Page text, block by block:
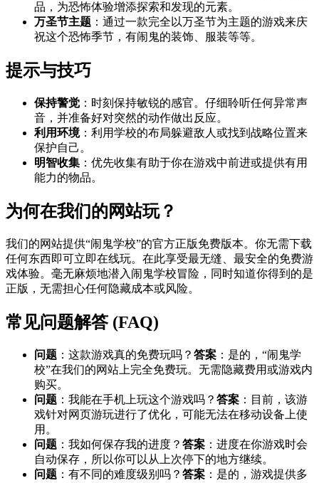
品，为恐怖体验增添探索和发现的元素。
万圣节主题 ：通过一款完全以万圣节为主题的游戏来庆
祝这个恐怖季节，有闹鬼的装饰、服装等等。
提示与技巧
保持警觉：时刻保持敏锐的感官。仔细聆听任何异常声
音，并准备好对突然的动作做出反应。
利用环境：利用学校的布局躲避敌人或找到战略位置来
保护自己。
明智收集 ：优先收集有助于你在游戏中前进或提供有用
能力的物品。
为何在我们的网站玩？
我们的网站提供“闹鬼学校”的官方正版免费版本。你无需下载
任何东西即可立即在线玩。在此享受最无缝、最安全的免费游
戏体验。毫无麻烦地潜入闹鬼学校冒险，同时知道你得到的是
正版，无需担心任何隐藏成本或风险。
常见问题解答 (FAQ)
问题 ：这款游戏真的免费玩吗？ 答案 ：是的，“闹鬼学
校”在我们的网站上完全免费玩。无需隐藏费用或游戏内
购买。
问题 ：我能在手机上玩这个游戏吗？ 答案 ：目前，该游
戏针对网页游玩进行了优化，可能无法在移动设备上使
用。
问题 ：我如何保存我的进度？ 答案 ：进度在你游戏时会
自动保存，所以你可以从上次停下的地方继续。
问题 ：有不同的难度级别吗？ 答案 ：是的，游戏提供多